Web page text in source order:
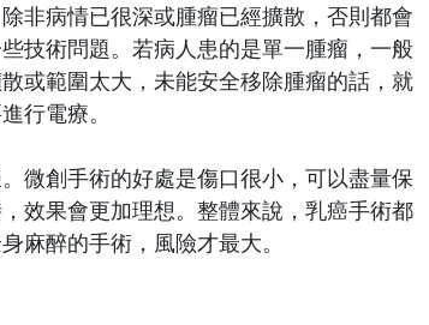
非病情已很深或腫瘤已經擴散，否則都會
技術問題。若病人患的是單一腫瘤，一般
或範圍太大，未能安全移除腫瘤的話，就
行電療。
微創手術的好處是傷口很小，可以盡量保
效果會更加理想。整體來說，乳癌手術都
麻醉的手術，風險才最大。